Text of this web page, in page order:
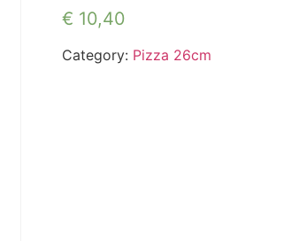
€ 10,40
Category: Pizza 26cm